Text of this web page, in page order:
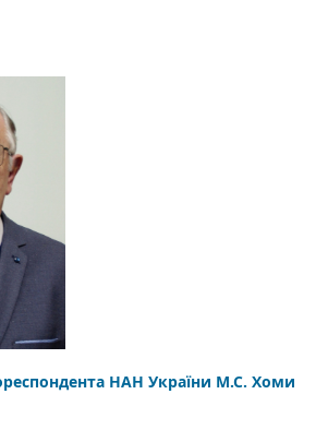
НАН України М.С. Хоми